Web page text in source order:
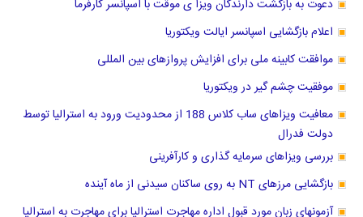
دعوت به بازگشت دارندگان ویزا ی موقت با اسپانسر کارفرما
اعلام بازگشایی اسپانسر ایالت ویکتوریا
موافقت کابینه ملی برای افزایش پروازهای بین المللی
موفقیت چشم گیر در ویکتوریا
معافیت ویزاهای ساب کلاس 188 از محدودیت ورود به استرالیا توسط
دولت فدرال
بررسی ویزاهای سرمایه گذاری و کارآفرینی
بازگشایی مرزهای NT به روی ساکنان سیدنی از ماه آینده
آزمونهای زبان مورد قبول اداره مهاجرت استرالیا برای مهاجرت به استرالیا